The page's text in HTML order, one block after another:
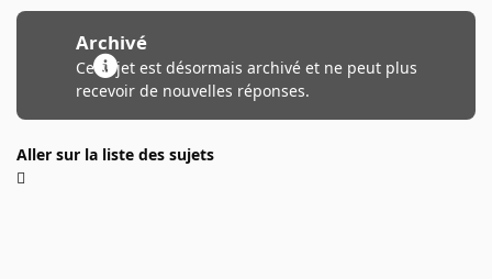
Archivé
Ce sujet est désormais archivé et ne peut plus
recevoir de nouvelles réponses.
Aller sur la liste des sujets